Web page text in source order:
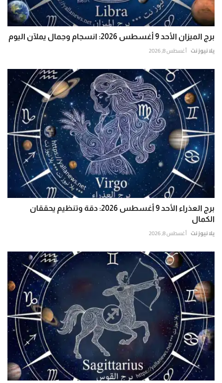
برج الميزان الأحد 9 أغسطس 2026: انسجام وجمال يملآن اليوم
يلا نيوز نت أغسطس 8, 2026
برج العذراء الأحد 9 أغسطس 2026: دقة وتنظيم يحققان
الكمال
يلا نيوز نت أغسطس 8, 2026